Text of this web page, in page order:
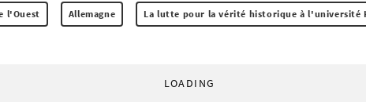
l'Ouest Allemagne La lutte pour la vérité historique à l'université
LOADING